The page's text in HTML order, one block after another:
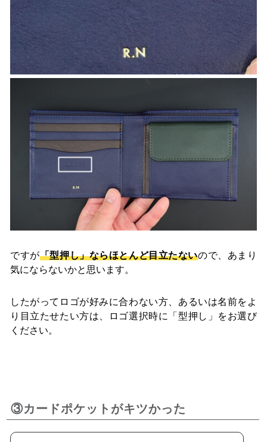
ですが「型押し」ならほとんど目立たないので、あまり
気にならないかと思います。
したがってロゴが好みに合わない方、あるいは名前をよ
り目立たせたい方は、ロゴ選択時に「型押し」をお選び
ください。
③カードポケットがキツかった